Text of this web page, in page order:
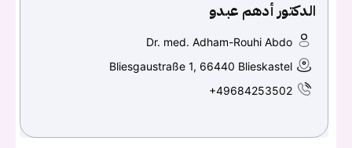
الدكتور أدهم عبدو
Dr. med. Adham-Rouhi Abdo
Bliesgaustraße 1, 66440 Blieskastel
+49684253502